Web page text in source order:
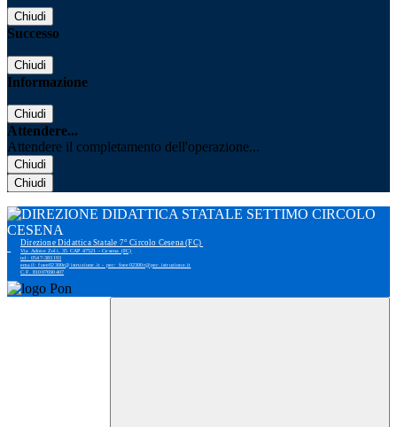
Chiudi
Successo
Chiudi
Informazione
Chiudi
Attendere...
Attendere il completamento dell'operazione...
Chiudi
Chiudi
Direzione Didattica Statale 7° Circolo Cesena (FC)
Via Adone Zoli, 35 CAP 47521 - Cesena (FC)
tel: 0547-383193
email: foee02300r@istruzione.it - pec: foee02300r@pec.istruzione.it
C.F. 81007690407